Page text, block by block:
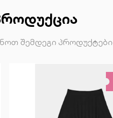
შემდეგი პროდუქტები